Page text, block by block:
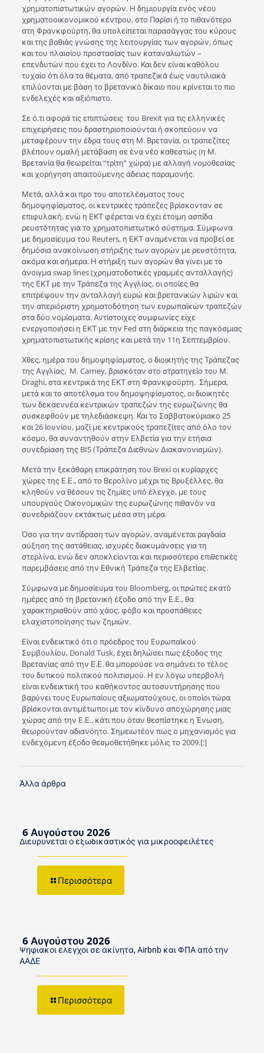
χρηματοπιστωτικών αγορών. Η δημιουργία ενός νέου
χρηματοοικονομικού κέντρου, στο Παρίσι ή το πιθανότερο
στη Φρανκφούρτη, θα υπολείπεται παρασάγγας του κύρους
και της βαθιάς γνώσης της λειτουργίας των αγορών, όπως
και του πλαισίου προστασίας των καταναλωτών –
επενδυτών που έχει το Λονδίνο. Και δεν είναι καθόλου
τυχαίο ότι όλα τα θέματα, από τραπεζικά έως ναυτιλιακά
επιλύονται με βάση το βρετανικό δίκαιο που κρίνεται το πιο
ενδελεχές και αξιόπιστο.
Σε ό,τι αφορά τις επιπτώσεις του Brexit για τις ελληνικές
επιχειρήσεις που δραστηριοποιούνται ή σκοπεύουν να
μεταφέρουν την έδρα τους στη Μ. Βρετανία, οι τραπεζίτες
βλέπουν ομαλή μετάβαση σε ένα νέο καθεστώς (η Μ.
Βρετανία θα θεωρείται “τρίτη” χώρα) με αλλαγή νομοθεσίας
και χορήγηση απαιτούμενης άδειας παραμονής.
Μετά, αλλά και προ του αποτελέσματος τους
δημοψηφίσματος, οι κεντρικές τράπεζες βρίσκονταν σε
επιφυλακή, ενώ η ΕΚΤ φέρεται να έχει έτοιμη ασπίδα
ρευστότητας για το χρηματοπιστωτικό σύστημα. Σύμφωνα
με δημοσίευμα του Reuters, η ΕΚΤ αναμένεται να προβεί σε
δημόσια ανακοίνωση στήριξης των αγορών με ρευστότητα,
ακόμα και σήμερα. Η στήριξη των αγορών θα γίνει με το
άνοιγμα swap lines (χρηματοδοτικές γραμμές ανταλλαγής)
της ΕΚΤ με την Τράπεζα της Αγγλίας, οι οποίες θα
επιτρέψουν την ανταλλαγή ευρώ και βρετανικών λιρών και
την απεριόριστη χρηματοδότηση των ευρωπαϊκών τραπεζών
στα δύο νομίσματα. Αντίστοιχες συμφωνίες είχε
ενεργοποιήσει η ΕΚΤ με την Fed στη διάρκεια της παγκόσμιας
χρηματοπιστωτικής κρίσης και μετά την 11η Σεπτεμβρίου.
Χθες, ημέρα του δημοψηφίσματος, ο διοικητής της Τράπεζας
της Αγγλίας, M. Carney, βρισκόταν στο στρατηγείο του M.
Draghi, στα κεντρικά της ΕΚΤ στη Φρανκφούρτη. Σήμερα,
μετά και το αποτέλσμα του δημοψηφίσματος, οι διοικητές
των δεκαεννέα κεντρικών τραπεζών της ευρωζώνης θα
συσκεφθούν με τηλεδιάσκεψη. Και το Σαββατοκύριακο 25
και 26 Ιουνίου, μαζί με κεντρικούς τραπεζίτες από όλο τον
κόσμο, θα συναντηθούν στην Ελβετία για την ετήσια
συνεδρίαση της BIS (Τράπεζα Διεθνών Διακανονισμών).
Μετά την ξεκάθαρη επικράτηση του Brexi οι κυρίαρχες
χώρες της Ε.Ε., από το Βερολίνο μέχρι τις Βρυξέλλες, θα
κληθούν να θέσουν τις ζημίες υπό έλεγχο, με τους
υπουργούς Οικονομικών της ευρωζώνης πιθανόν να
συνεδριάζουν εκτάκτως μέσα στη μέρα.
Όσο για την αντίδραση των αγορών, αναμένεται ραγδαία
αύξηση της αστάθειας, ισχυρές διακυμάνσεις για τη
στερλίνα, ενώ δεν αποκλείονται και περισσότερο επιθετικές
παρεμβάσεις από την Εθνική Τράπεζα της Ελβετίας.
Σύμφωνα με δημοσίευμα του Bloomberg, οι πρώτες εκατό
ημέρες από τη βρετανική έξοδο από την Ε.Ε., θα
χαρακτηρισθούν από χάος, φόβο και προσπάθειες
ελαχιστοποίησης των ζημιών.
Είναι ενδεικτικό ότι ο πρόεδρος του Ευρωπαϊκού
Συμβουλίου, Donald Tusk, έχει δηλώσει πως έξοδος της
Βρετανίας από την Ε.Ε. θα μπορούσε να σημάνει το τέλος
του δυτικού πολιτικού πολιτισμού. Η εν λόγω υπερβολή
είναι ενδεικτική του καθήκοντος αυτοσυντήρησης που
βαρύνει τους Ευρωπαίους αξιωματούχους, οι οποίοι τώρα
βρίσκονται αντιμέτωποι με τον κίνδυνο αποχώρησης μιας
χώρας από την Ε.Ε., κάτι που όταν θεσπίστηκε η Ένωση,
θεωρούνταν αδιανόητο. Σημειωτέον πως ο μηχανισμός για
ενδεχόμενη έξοδο θεσμοθετήθηκε μόλις το 2009.[:]
Άλλα άρθρα
6 Αυγούστου 2026
Διευρύνεται ο εξωδικαστικός για μικροοφειλέτες
Περισσότερα
6 Αυγούστου 2026
Ψηφιακοί έλεγχοι σε ακίνητα, Airbnb και ΦΠΑ από την
ΑΑΔΕ
Περισσότερα